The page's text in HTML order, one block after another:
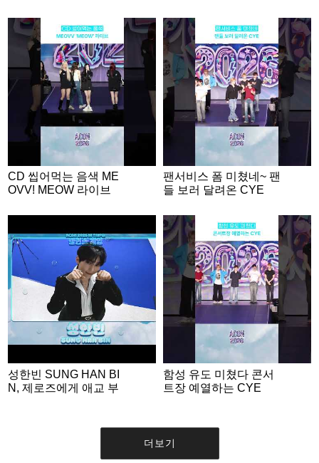
CD 씹어먹는 음색 ME
OVV! MEOW 라이브
팬서비스 폼 미쳤네~ 팬
들 보러 달려온 CYE
성한빈 SUNG HAN BI
N, 제로즈에게 애교 부
d you rather’ game EN
함성 유도 미쳤다 콘서
트장 예열하는 CYE
더보기